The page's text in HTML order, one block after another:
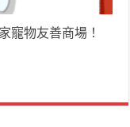
寵物友善商場！